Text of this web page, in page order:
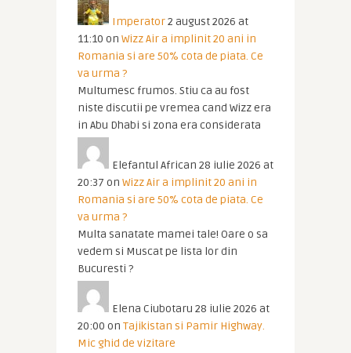
Imperator2 august 2026 at
11:10 on Wizz Air a implinit 20 ani in
Romania si are 50% cota de piata. Ce
va urma ?
Multumesc frumos. Stiu ca au fost
niste discutii pe vremea cand Wizz era
in Abu Dhabi si zona era considerata
Elefantul African 28 iulie 2026 at
20:37 on Wizz Air a implinit 20 ani in
Romania si are 50% cota de piata. Ce
va urma ?
Multa sanatate mamei tale! Oare o sa
vedem si Muscat pe lista lor din
Bucuresti ?
Elena Ciubotaru 28 iulie 2026 at
20:00 on Tajikistan si Pamir Highway.
Mic ghid de vizitare